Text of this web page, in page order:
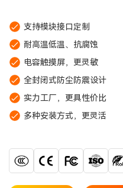
支持模块接口定制
耐高温低温、抗腐蚀
电容触摸屏，更灵敏
全封闭式防尘防震设计
实力工厂，更具性价比
多种安装方式，更灵活